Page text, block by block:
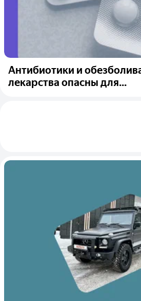
Антибиотики и
лекарства опасны для...